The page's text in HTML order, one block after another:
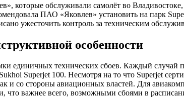
которые обслуживали самолёт во
ПАО «Яковлев» установить на парк
ужесточить контроль за техническим
особенности
единичных технических сбоев. Каждый случай
Superjet 100. Несмотря на то что Superjet
и со стороны авиационных властей. Для
что важнее всего, возможными сбоями в